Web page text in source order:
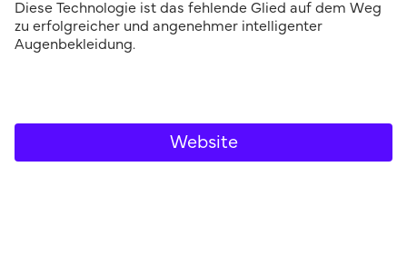
Diese Technologie ist das fehlende Glied auf dem Weg
zu erfolgreicher und angenehmer intelligenter
Augenbekleidung.
Website